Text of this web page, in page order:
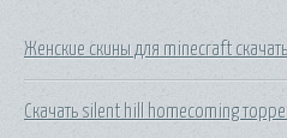
Женские скины для minecraft скачать
Скачать silent hill homecoming